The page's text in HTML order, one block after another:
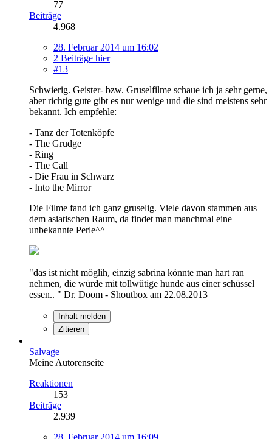
77
Beiträge
4.968
28. Februar 2014 um 16:02
2 Beiträge hier
#13
Schwierig. Geister- bzw. Gruselfilme schaue ich ja sehr gerne,
aber richtig gute gibt es nur wenige und die sind meistens sehr
bekannt. Ich empfehle:
- Tanz der Totenköpfe
- The Grudge
- Ring
- The Call
- Die Frau in Schwarz
- Into the Mirror
Die Filme fand ich ganz gruselig. Viele davon stammen aus
dem asiatischen Raum, da findet man manchmal eine
unbekannte Perle^^
"das ist nicht möglih, einzig sabrina könnte man hart ran
nehmen, die würde mit tollwütige hunde aus einer schüssel
essen.. " Dr. Doom - Shoutbox am 22.08.2013
Inhalt melden
Zitieren
Salvage
Meine Autorenseite
Reaktionen
153
Beiträge
2.939
28. Februar 2014 um 16:09